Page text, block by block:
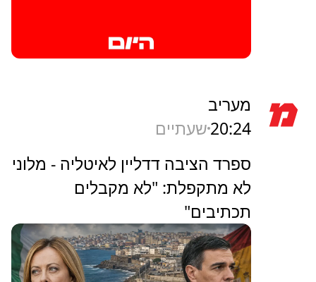
מעריב
20:24שעתיים
ספרד הציבה דדליין לאיטליה - מלוני
לא מתקפלת: "לא מקבלים
תכתיבים"